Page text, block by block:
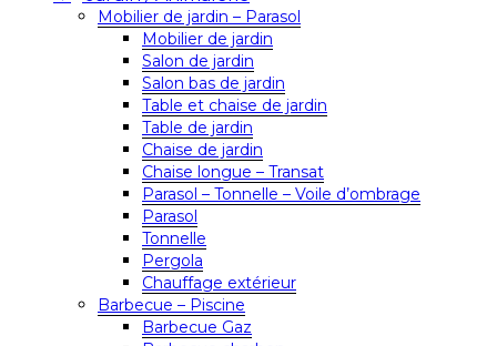
Mobilier de jardin – Parasol
Mobilier de jardin
Salon de jardin
Salon bas de jardin
Table et chaise de jardin
Table de jardin
Chaise de jardin
Chaise longue – Transat
Parasol – Tonnelle – Voile d’ombrage
Parasol
Tonnelle
Pergola
Chauffage extérieur
Barbecue – Piscine
Barbecue Gaz